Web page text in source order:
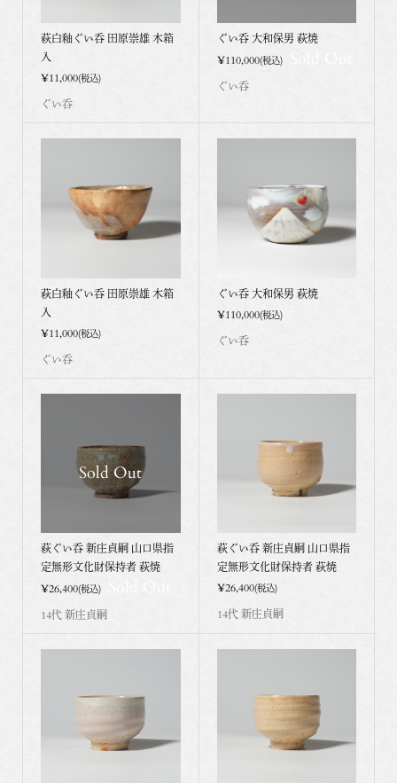
萩白釉ぐい呑 田原崇雄 木箱
入
¥11,000(税込)
ぐい呑
ぐい呑 大和保男 萩焼
¥110,000(税込)
ぐい呑
萩白釉ぐい呑 田原崇雄 木箱
入
¥11,000(税込)
ぐい呑
ぐい呑 大和保男 萩焼
¥110,000(税込)
ぐい呑
Sold Out
萩ぐい呑 新庄貞嗣 山口県指
定無形文化財保持者 萩焼
¥26,400(税込)
14代 新庄貞嗣
萩ぐい呑 新庄貞嗣 山口県指
定無形文化財保持者 萩焼
¥26,400(税込)
14代 新庄貞嗣